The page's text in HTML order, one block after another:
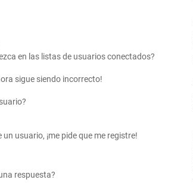
en las listas de usuarios conectados?
sigue siendo incorrecto!
usuario, ¡me pide que me registre!
respuesta?